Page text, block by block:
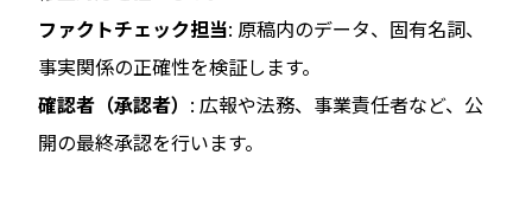
ファクトチェック担当: 原稿内のデータ、固有名詞、
事実関係の正確性を検証します。
確認者（承認者） : 広報や法務、事業責任者など、公
開の最終承認を行います。